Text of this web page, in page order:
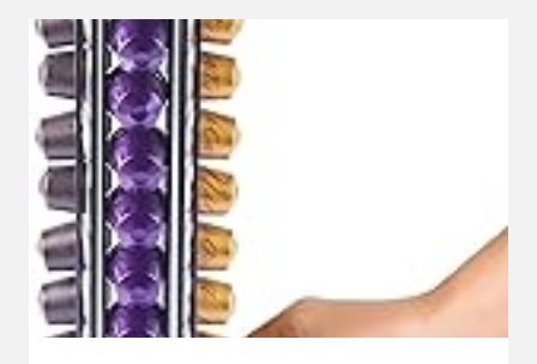
SCHUBLADENBOX
ZUR
AUFBEWAHRUNG
VON
NESPRESSO
ORIGINALLINE
KAFFEEKAPSELN,
KUNSTSTO…